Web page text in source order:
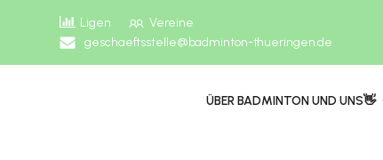
Ligen
Vereine
geschaeftsstelle@badminton-thueringen.de
ÜBER BADMINTON UND UNS👋